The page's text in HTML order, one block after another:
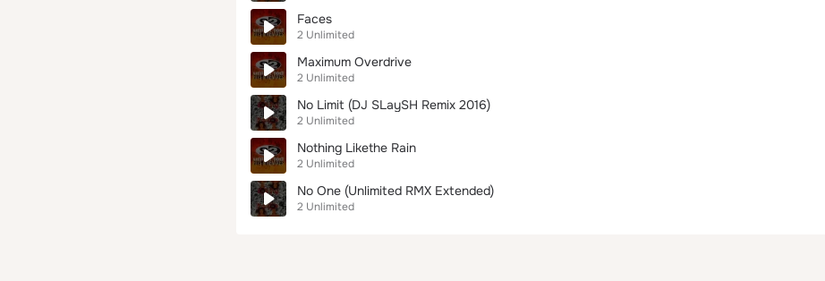
Faces
2 Unlimited
Maximum Overdrive
2 Unlimited
No Limit (DJ SLaySH Remix 2016)
2 Unlimited
Nothing Likethe Rain
2 Unlimited
No One (Unlimited RMX Extended)
2 Unlimited